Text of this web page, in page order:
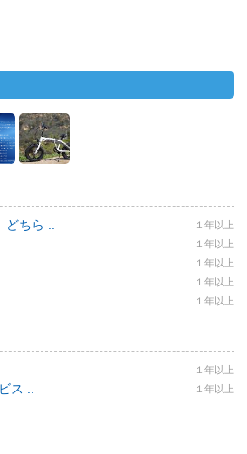
ちら .. １年以上
１年以上
１年以上
１年以上
１年以上
１年以上
ス .. １年以上